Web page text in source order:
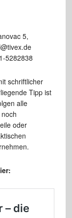
5,
5282838
schriftlicher
Tipp ist
alle
oder